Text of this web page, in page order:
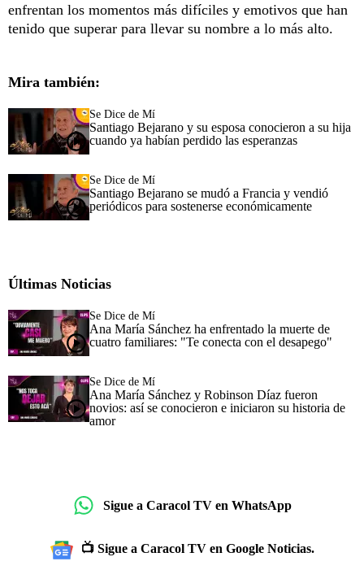
enfrentan los momentos más difíciles y emotivos que han
tenido que superar para llevar su nombre a lo más alto.
Mira también:
Se Dice de Mí
Santiago Bejarano y su esposa conocieron a su hija
cuando ya habían perdido las esperanzas
Se Dice de Mí
Santiago Bejarano se mudó a Francia y vendió
periódicos para sostenerse económicamente
Últimas Noticias
Se Dice de Mí
Ana María Sánchez ha enfrentado la muerte de
cuatro familiares: "Te conecta con el desapego"
Se Dice de Mí
Ana María Sánchez y Robinson Díaz fueron
novios: así se conocieron e iniciaron su historia de
amor
Sigue a Caracol TV en WhatsApp
📺 Sigue a Caracol TV en Google Noticias.